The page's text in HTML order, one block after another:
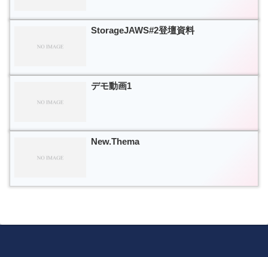
StorageJAWS#2登壇資料
デモ動画1
New.Thema